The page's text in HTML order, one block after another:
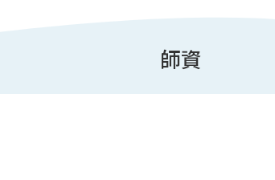
師資